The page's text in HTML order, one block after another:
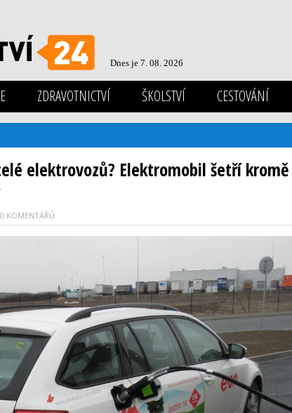
Dnes je 7. 08. 2026
ZDRAVOTNICTVÍ ŠKOLSTVÍ CESTOVÁNÍ
elektrovozů? Elektromobil šetří kromě
0 KOMENTÁŘŮ